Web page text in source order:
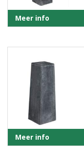
Meer info
Meer info